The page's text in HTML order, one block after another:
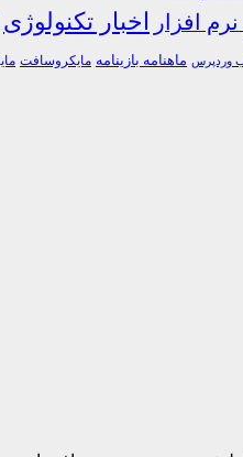
افزار اخبار تکنولوژی
وردپرس ماهنامه بازینامه مایکروسافت